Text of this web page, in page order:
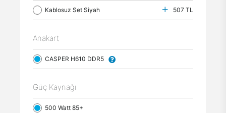
Kablosuz Set Siyah 507 TL
Anakart
CASPER H610 DDR5
Güç Kaynağı
500 Watt 85+